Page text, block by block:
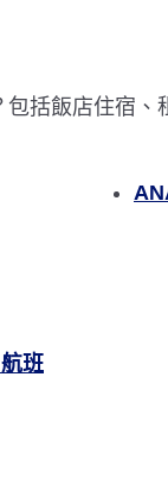
括飯店住宿、
班